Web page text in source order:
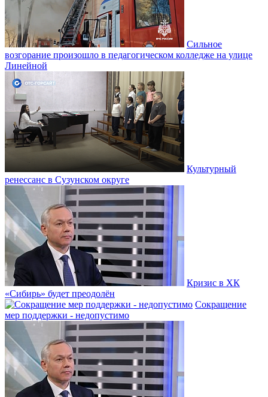
Сильное
возгорание произошло в педагогическом колледже на улице
Линейной
Культурный
ренессанс в Сузунском округе
Кризис в ХК
«Сибирь» будет преодолён
Сокращение
мер поддержки - недопустимо